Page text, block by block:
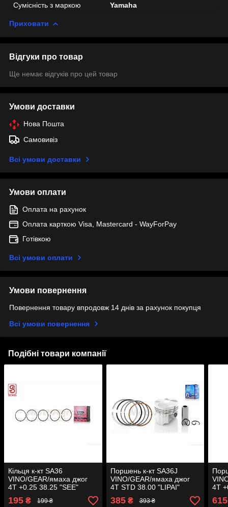
Сумісність з маркою
Yamaha
Приховати
Відгуки про товар
Ще немає відгуків про цей товар
Умови доставки
Нова Пошта
Самовивіз
Всі умови доставки
Умови оплати
Оплата на рахунок
Оплата карткою Visa, Mastercard - WayForPay
Готівкою
Всі умови оплати
Умови повернення
Повернення товару впродовж 14 днів за рахунок покупця
Всі умови повернення
Подібні товари компанії
Кільця к-кт SA36
VINO/GEAR/ямаха джог
4T +0.25 38.25 "SEE"
(Sheng-E) таємниця
195 ₴ 199 ₴
Поршень к-кт SA36J
VINO/GEAR/ямаха джог
4T STD 38.00 "LIPAI"
385₴ 393 ₴
4T
615